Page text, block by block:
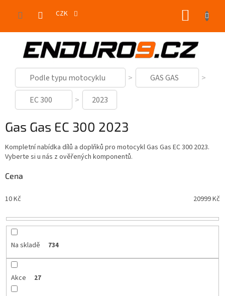
CZK
Podle typu motocyklu
GAS GAS
EC 300
2023
Gas Gas EC 300 2023
Kompletní nabídka dílů a doplňků pro motocykl Gas Gas EC 300 2023.
Vyberte si u nás z ověřených komponentů.
Cena
10Kč 20999Kč
Na skladě 734
Akce 27